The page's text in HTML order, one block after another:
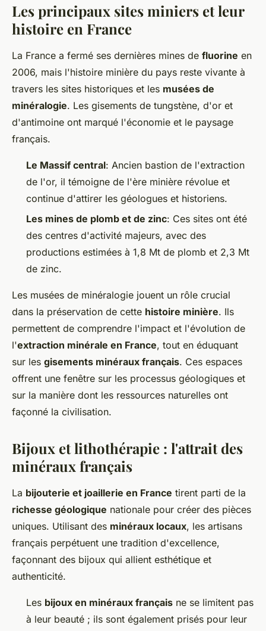
Les principaux sites miniers et leur
histoire en France
La France a fermé ses dernières mines de fluorine en
2006, mais l'histoire minière du pays reste vivante à
travers les sites historiques et les musées de
minéralogie. Les gisements de tungstène, d'or et
d'antimoine ont marqué l'économie et le paysage
français.
Le Massif central: Ancien bastion de l'extraction
de l'or, il témoigne de l'ère minière révolue et
continue d'attirer les géologues et historiens.
Les mines de plomb et de zinc: Ces sites ont été
des centres d'activité majeurs, avec des
productions estimées à 1,8 Mt de plomb et 2,3 Mt
de zinc.
Les musées de minéralogie jouent un rôle crucial
dans la préservation de cette histoire minière. Ils
permettent de comprendre l'impact et l'évolution de
l'extraction minérale en France, tout en éduquant
sur les gisements minéraux français. Ces espaces
offrent une fenêtre sur les processus géologiques et
sur la manière dont les ressources naturelles ont
façonné la civilisation.
Bijoux et lithothérapie : l'attrait des
minéraux français
La bijouterie et joaillerie en France tirent parti de la
richesse géologique nationale pour créer des pièces
uniques. Utilisant des minéraux locaux, les artisans
français perpétuent une tradition d'excellence,
façonnant des bijoux qui allient esthétique et
authenticité.
Les bijoux en minéraux français ne se limitent pas
à leur beauté ; ils sont également prisés pour leur